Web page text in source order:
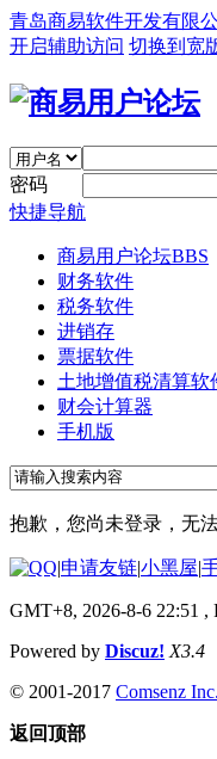
青岛商易软件开发有限
开启辅助访问 切换到宽
密码
快捷导航
商易用户论坛BBS
财务软件
税务软件
进销存
票据软件
土地增值税清算软
财会计算器
手机版
抱歉，您尚未登录，无
|申请友链|小黑屋|
GMT+8, 2026-8-6 22:51 ,
Powered by Discuz! X3.4
© 2001-2017 Comsenz Inc.
返回顶部